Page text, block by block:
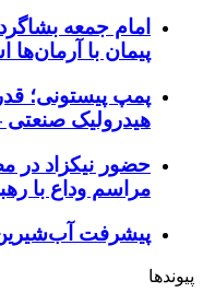
امام جمعه
پیمان با
پمپ پیستونی؛
هیدرولیک صنعتی
حضور نیکزاد در
مراسم وداع با
پیشرفت آب‌شیرین‌کن
پیوندها